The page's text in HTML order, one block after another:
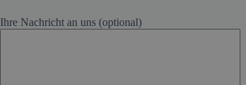
Ihre Nachricht an uns (optional)